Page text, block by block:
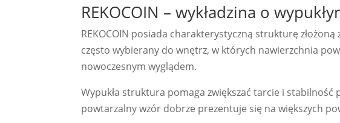
REKOCOIN – wykładzina o
REKOCOIN posiada charakterystyczną strukturę
często wybierany do wnętrz, w których nawierzchnia
nowoczesnym wyglądem.
Wypukła struktura pomaga zwiększać tarcie i stabilność
powtarzalny wzór dobrze prezentuje się na większych